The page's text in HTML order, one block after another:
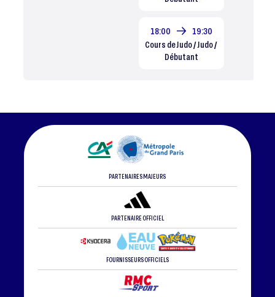
18:00
19:30
Cours de Judo / Judo /
Débutant
PARTENAIRES MAJEURS
PARTENAIRE OFFICIEL
FOURNISSEURS OFFICIELS